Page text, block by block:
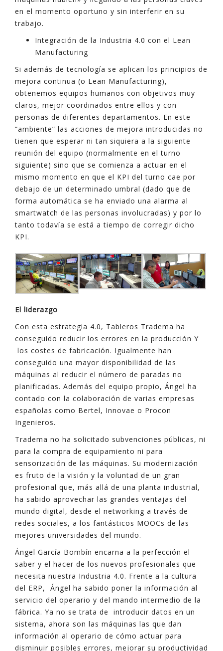
en el momento oportuno y sin interferir en su
trabajo.
Integración de la Industria 4.0 con el Lean
Manufacturing
Si además de tecnología se aplican los principios de
mejora continua (o Lean Manufacturing),
obtenemos equipos humanos con objetivos muy
claros, mejor coordinados entre ellos y con
personas de diferentes departamentos. En este
“ambiente” las acciones de mejora introducidas no
tienen que esperar ni tan siquiera a la siguiente
reunión del equipo (normalmente en el turno
siguiente) sino que se comienza a actuar en el
mismo momento en que el KPI del turno cae por
debajo de un determinado umbral (dado que de
forma automática se ha enviado una alarma al
smartwatch de las personas involucradas) y por lo
tanto todavía se está a tiempo de corregir dicho
KPI.
El liderazgo
Con esta estrategia 4.0, Tableros Tradema ha
conseguido reducir los errores en la producción Y
los costes de fabricación. Igualmente han
conseguido una mayor disponibilidad de las
máquinas al reducir el número de paradas no
planificadas. Además del equipo propio, Ángel ha
contado con la colaboración de varias empresas
españolas como Bertel, Innovae o Procon
Ingenieros.
Tradema no ha solicitado subvenciones públicas, ni
para la compra de equipamiento ni para
sensorización de las máquinas. Su modernización
es fruto de la visión y la voluntad de un gran
profesional que, más allá de una planta industrial,
ha sabido aprovechar las grandes ventajas del
mundo digital, desde el networking a través de
redes sociales, a los fantásticos MOOCs de las
mejores universidades del mundo.
Ángel García Bombín encarna a la perfección el
saber y el hacer de los nuevos profesionales que
necesita nuestra Industria 4.0. Frente a la cultura
del ERP, Ángel ha sabido poner la información al
servicio del operario y del mando intermedio de la
fábrica. Ya no se trata de introducir datos en un
sistema, ahora son las máquinas las que dan
información al operario de cómo actuar para
disminuir posibles errores, mejorar su productividad